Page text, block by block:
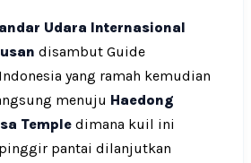
Udara Internasional
disambut Guide
yang ramah kemudian
menuju Haedong
Temple dimana kuil ini
pantai dilanjutkan